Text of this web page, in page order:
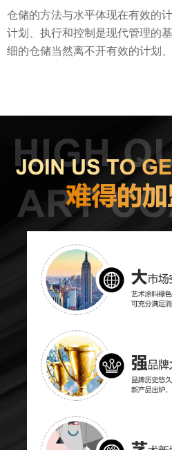
仓储的方法与水平体现在有效的
计划、执行和控制是现代管理的
细的仓储当然离不开有效的计划、